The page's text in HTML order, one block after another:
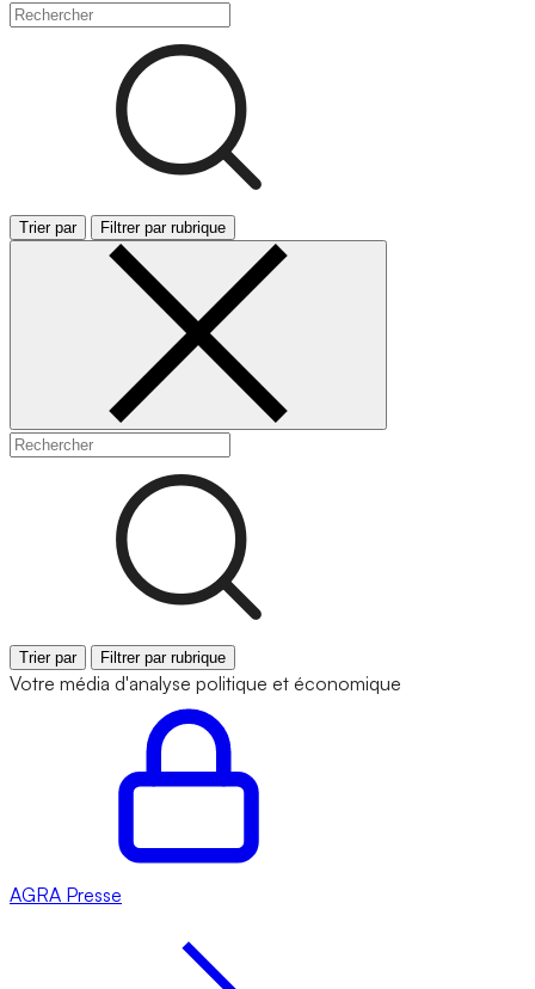
Trier par Filtrer par rubrique
Trier par Filtrer par rubrique
Votre média d'analyse politique et économique
AGRA Presse